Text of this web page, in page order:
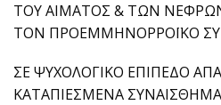
ΤΟΥ ΑΙΜΑΤΟΣ & ΤΩΝ
ΤΟΝ ΠΡΟΕΜΜΗΝΟΡΡΟΪΚΟ
ΣΕ ΨΥΧΟΛΟΓΙΚΟ ΕΠΙΠΕΔΟ
ΚΑΤΑΠΙΕΣΜΕΝΑ